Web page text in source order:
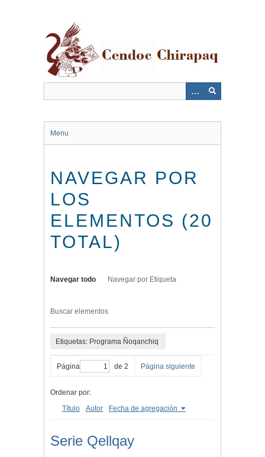
Menu
NAVEGAR POR
LOS
ELEMENTOS (20
TOTAL)
Navegar todo Navegar por Etiqueta
Buscar elementos
Etiquetas: Programa Ñoqanchiq
Página de 2 Página siguiente
Ordenar por:
Título
Autor Fecha de agregación
Serie Qellqay